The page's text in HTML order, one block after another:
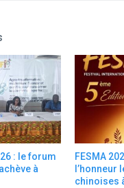
: le forum
à
FESMA
l’honneur
chinoises